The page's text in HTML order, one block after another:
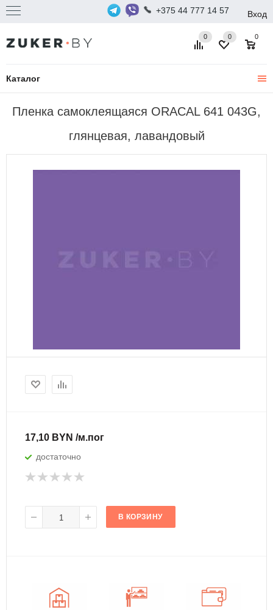
+375 44 777 14 57 Вход
Каталог
0 0
0
Пленка самоклеящаяся ORACAL 641 043G,
глянцевая, лавандовый
17,10 BYN /м.пог
достаточно
В КОРЗИНУ